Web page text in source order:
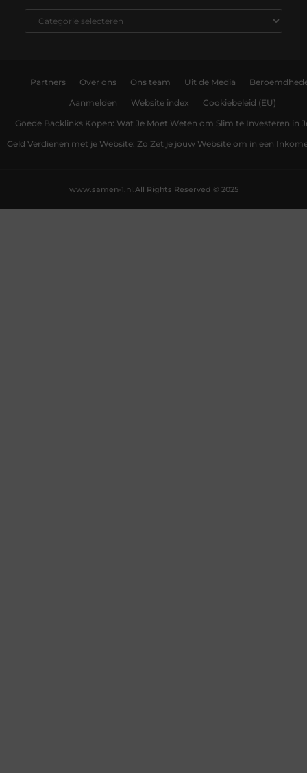
Partners Over ons Ons team Uit de Media
Aanmelden Website index Cookiebeleid (EU)
Goede Backlinks Kopen: Wat Je Moet Weten om Slim te Investeren in
Geld Verdienen met je Website: Zo Zet je jouw Website om in een
All Rights Reserved © 2025
www.samen-1.nl.